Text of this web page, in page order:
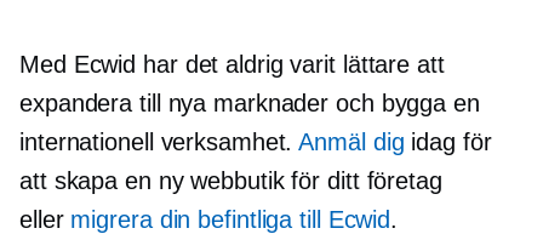
Med Ecwid har det aldrig varit lättare att
expandera till nya marknader och bygga en
internationell verksamhet.Anmäl dig idag för
att skapa en ny webbutik för ditt företag
eller migrera din befintliga till Ecwid.